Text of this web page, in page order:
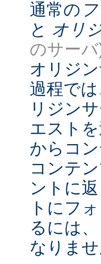
通常の
と オリ
のサー
オリジ
過程で
リジン
エスト
からコ
コンテ
ントに
トにフ
るには
なりませ